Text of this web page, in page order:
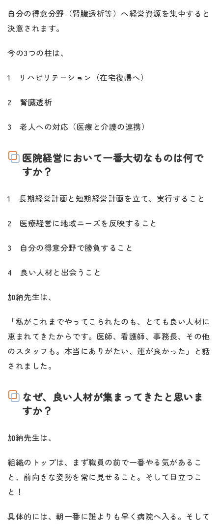
自分の得意分野（腎臓透析等）へ経営資源を集中すると
決意されます。
今の3つの柱は、
1 リハビリテーション（在宅復帰へ）
2 腎臓透析
3 老人への対応（医療と介護の連携）
医院経営において一番大切なものは何で
すか？
1 長期経営計画と短期経営計画を立て、実行すること
2 医療経営に地域ニーズを反映すること
3 自分の得意分野で勝負すること
4 良い人材と出会うこと
加納先生は、
「私がこれまでやってこられたのも、とても良い人材に
恵まれてきたからです。医師、看護師、事務長、その他
のスタッフも。本当にありがたい、運が良かった」と話
されました。
なぜ、良い人材が集まってきたと思いま
すか？
加納先生は、
組織のトップは、まず職員の前で一番やる気があるこ
と、前向きな姿勢を常に見せること。そして目立つこ
と！
具体的には、朝一番に誰よりも早く病院へ入る。そして